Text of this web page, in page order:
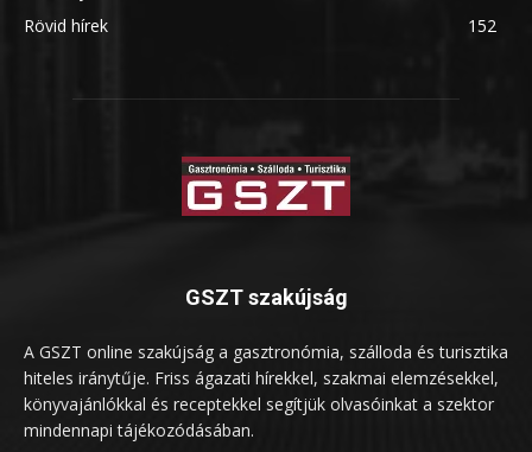
Rövid hírek
152
GSZT szakújság
A GSZT online szakújság a gasztronómia, szálloda és turisztika
hiteles iránytűje. Friss ágazati hírekkel, szakmai elemzésekkel,
könyvajánlókkal és receptekkel segítjük olvasóinkat a szektor
mindennapi tájékozódásában.